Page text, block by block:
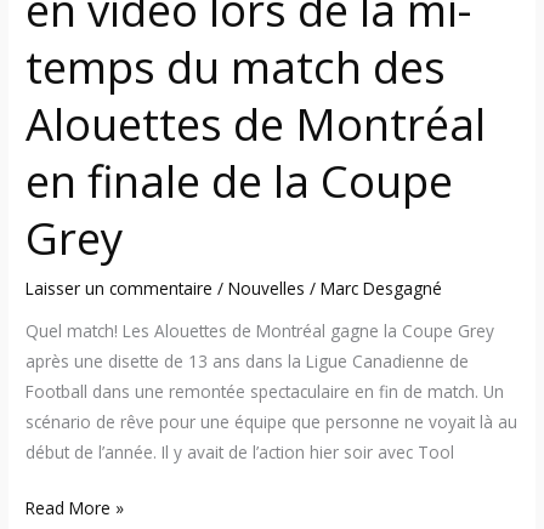
temps du match des
Alouettes de Montréal
en finale de la Coupe
Grey
Laisser un commentaire /Nouvelles /Marc Desgagné
Quel match! Les Alouettes de Montréal gagne la Coupe Grey
après une disette de 13 ans dans la Ligue Canadienne de
Football dans une remontée spectaculaire en fin de match. Un
scénario de rêve pour une équipe que personne ne voyait là au
début de l’année. Il y avait de l’action hier soir avec Tool
Alouettes
de
en
de
Coupe
Read More »